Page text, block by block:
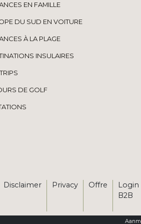
EN FAMILLE
DU SUD EN VOITURE
À LA PLAGE
INSULAIRES
DE GOLF
Disclaimer Privacy Offre
Login
B2B